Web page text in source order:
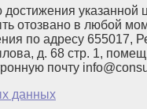
указанной
отозвано в любой
по адресу 655017,
д. 68 стр. 1,
почту
данных